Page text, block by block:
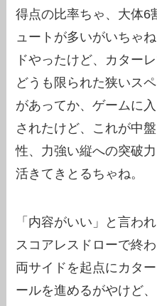
得点の比率ちゃ、大体6
ュートが多いがいちゃ
ドやったけど、カター
どうも限られた狭いス
があってか、ゲームに
されたけど、これが中
性、力強い縦への突破
活きてきとるちゃね。
「内容がいい」と言わ
スコアレスドローで終
両サイドを起点にカタ
ールを進めるがやけど